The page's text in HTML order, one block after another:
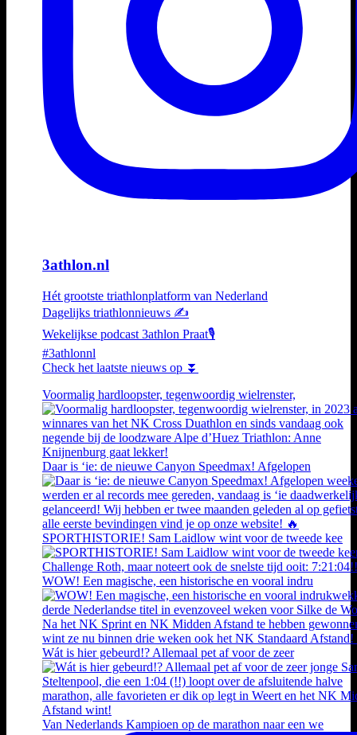
3athlon.nl
Hét grootste triathlonplatform van Nederland
Dagelijks triathlonnieuws ✍️
Wekelijkse podcast 3athlon Praat🎙️
#3athlonnl
Check het laatste nieuws op ⏬
Voormalig hardloopster, tegenwoordig wielrenster,
Daar is ‘ie: de nieuwe Canyon Speedmax! Afgelopen
SPORTHISTORIE! Sam Laidlow wint voor de tweede kee
WOW! Een magische, een historische en vooral indru
Wát is hier gebeurd!? Allemaal pet af voor de zeer
Van Nederlands Kampioen op de marathon naar een we